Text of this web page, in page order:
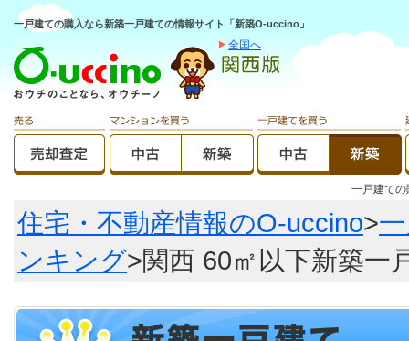
一戸建ての購入なら新築一戸建ての情報サイト「新築O-uccino」
全国へ
一戸建て
住宅・不動産情報のO-uccino>
ンキング>関西 60㎡以下新築一